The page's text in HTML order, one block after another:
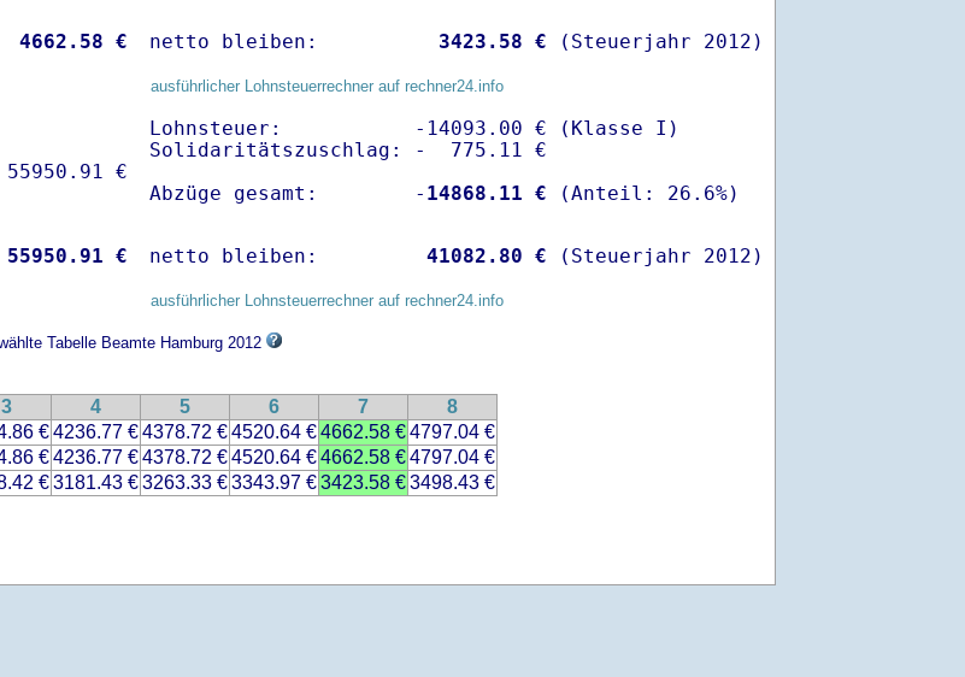
4662.58 € netto bleiben: 3423.58 € (Steuerjahr 2012)
ausführlicher Lohnsteuerrechner auf rechner24.info
Lohnsteuer:           -14093.00 € (Klasse I)
Solidaritätszuschlag: -  775.11 €
Abzüge gesamt:        - 14868.11 €
55950.91 € netto bleiben: 41082.80 € (Steuerjahr 2012)
ausführlicher Lohnsteuerrechner auf rechner24.info
Tabelle Beamte Hamburg 2012
3 4 5 6 7
8
€4236.77 €4378.72 €4520.64 €4662.58 €4797.04 €
€4236.77 €4378.72 €4520.64 €4662.58 €4797.04 €
€3181.43 €3263.33 €3343.97 €3423.58 €3498.43 €